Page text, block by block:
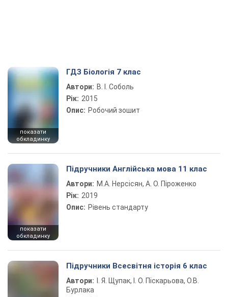
показати
обкладинку
ГДЗ Біологія 7 клас
Автори: В. І. Соболь
Рік: 2015
Опис: Робочий зошит
показати
обкладинку
Підручники Англійська мова 11 клас
Автори: М.А. Нерсісян, А. О. Піроженко
Рік: 2019
Опис: Рівень стандарту
Підручники Всесвітня історія 6 клас
Автори:
І. Я. Щупак, І. О. Піскарьова, О.В.
Бурлака